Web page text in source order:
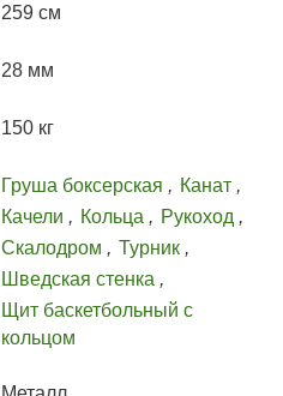
259 см
28 мм
150 кг
Груша боксерская , Канат ,
Качели , Кольца , Рукоход ,
Скалодром , Турник ,
Шведская стенка ,
Щит баскетбольный с
кольцом